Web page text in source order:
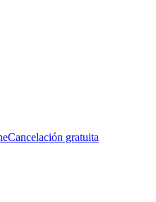
Cancelación gratuita